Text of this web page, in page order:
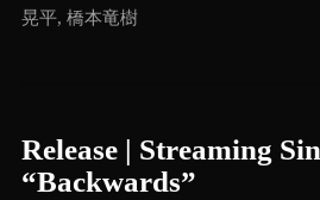
晃平, 橋本竜樹
Release | Streaming
“Backwards”